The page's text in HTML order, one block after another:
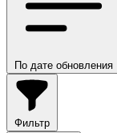
По дате обновления
Фильтр